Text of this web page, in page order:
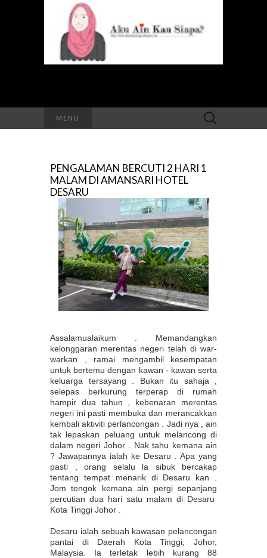
MENU
Search
for:
PENGALAMAN BERCUTI 2 HARI 1
MALAM DI AMANSARI HOTEL
DESARU
Assalamualaikum . Memandangkan
kelonggaran merentas negeri telah di war-
warkan , ramai mengambil kesempatan
untuk bertemu dengan kawan - kawan serta
keluarga tersayang . Bukan itu sahaja ,
selepas berkurung terperap di rumah
hampir dua tahun , kebenaran merentas
negeri ini pasti membuka dan merancakkan
kembali aktiviti perlancongan . Jadi nya , ain
tak lepaskan peluang untuk melancong di
dalam negeri Johor . Nak tahu kemana ain
? Jawapannya ialah ke Desaru . Apa yang
pasti , orang selalu la sibuk bercakap
tentang tempat menarik di Desaru kan .
Jom tengok kemana ain pergi sepanjang
percutian dua hari satu malam di Desaru
Kota Tinggi Johor .
Desaru ialah sebuah kawasan pelancongan
pantai di Daerah Kota Tinggi, Johor,
Malaysia. Ia terletak lebih kurang 88